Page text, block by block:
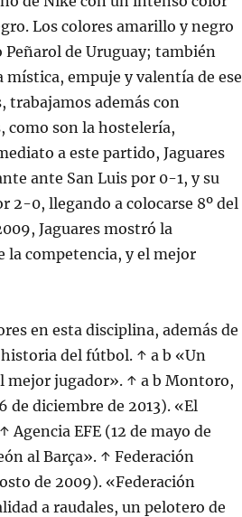
Los colores amarillo y negro
de Uruguay; también
empuje y valentía de ese
trabajamos además con
como son la hostelería,
a este partido, Jaguares
ante San Luis por 0-1, y su
2-0, llegando a colocarse 8º del
Jaguares mostró la
la competencia, y el mejor
en esta disciplina, además de
del fútbol. ↑ a b «Un
mejor jugador». ↑ a b Montoro,
de diciembre de 2013). «El
EFE (12 de mayo de
al Barça». ↑ Federación
de 2009). «Federación
a raudales, un pelotero de